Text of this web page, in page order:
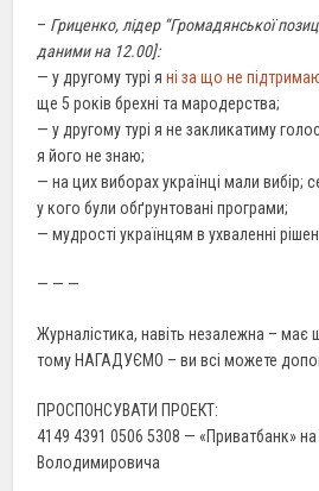
– Гриценко, лідер “Громадянської
даними на 12.00]:
— у другому турі яні за що не
ще 5 років брехні та мародерства;
— у другому турі я не закликатиму
я його не знаю;
— на цих виборах українці мали вибір;
у кого були обґрунтовані програми;
— мудрості українцям в ухваленні
— — —
Журналістика, навіть незалежна – має
тому НАГАДУЄМО – ви всі можете
ПРОСПОНСУВАТИ ПРОЕКТ:
4149 4391 0506 5308 — «Приватбанк»
Володимировича